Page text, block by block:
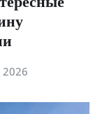
2026